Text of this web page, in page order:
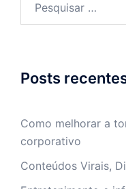
por:
Posts
Como melhorar a
corporativo
Conteúdos Virais,